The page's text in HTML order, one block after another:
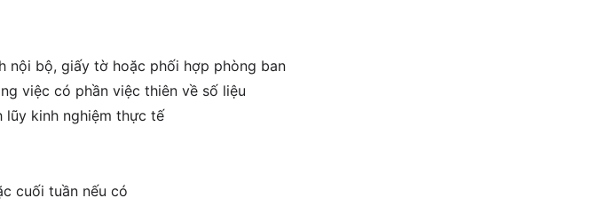
nội bộ, giấy tờ hoặc phối hợp phòng ban
việc có phần việc thiên về số liệu
kinh nghiệm thực tế
cuối tuần nếu có